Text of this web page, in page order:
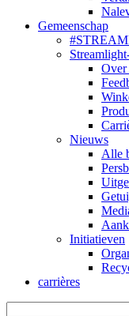
Gemeenschap
Over
Nieuws
Alle
Initiatieven
carrières